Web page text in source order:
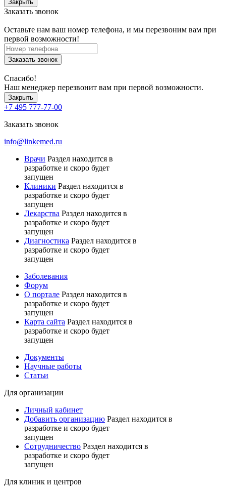
Закрыть
Заказать звонок
Оставьте нам ваш номер телефона, и мы перезвоним вам при
первой возможности!
Заказать звонок
Спасибо!
Наш менеджер перезвонит вам при первой возможности.
Закрыть
+7 495 777-77-00
Заказать звонок
info@linkemed.ru
Врачи Раздел находится в
разработке и скоро будет
запущен
Клиники Раздел находится в
разработке и скоро будет
запущен
Лекарства Раздел находится в
разработке и скоро будет
запущен
Диагностика Раздел находится в
разработке и скоро будет
запущен
Заболевания
Форум
О портале Раздел находится в
разработке и скоро будет
запущен
Карта сайта Раздел находится в
разработке и скоро будет
запущен
Документы
Научные работы
Статьи
Для организации
Личный кабинет
Добавить организацию Раздел находится в
разработке и скоро будет
запущен
Сотрудничество Раздел находится в
разработке и скоро будет
запущен
Для клиник и центров